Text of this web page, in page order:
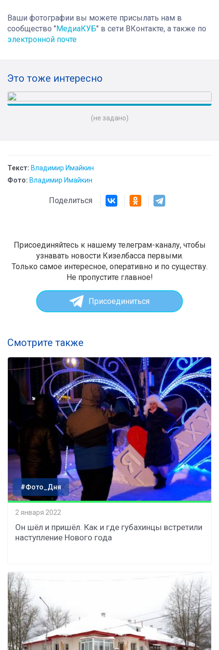
Ваши фотографии вы можете присылать нам в
сообщество "МедиаКУБ" в сети ВКонтакте, а также по
электронной почте
Это тоже интересно
(не задано)
Текст: Владимир Имайкин
Фото: Владимир Имайкин
Поделиться
Присоединяйтесь к нашему телеграм-каналу, чтобы
узнавать новости Кизелбасса первыми.
Только самое интересное, оперативно и по существу.
Не пропустите главное!
Присоединиться
Смотрите также
#Фото_Дня
2 января 2022
Он шёл и пришёл. Как и где губахинцы встретили
наступление Нового года